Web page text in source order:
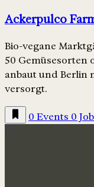
Ackerpulco
Bio-vegane
50 Gemüsesorten
anbaut und Berlin
versorgt.
0 Events 0